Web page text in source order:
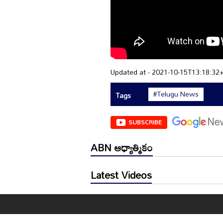
Updated at - 2021-10-
Tags
#Telugu News
SUBSCRIBE
ABN ఆధ్యాత్మికం
Latest Videos